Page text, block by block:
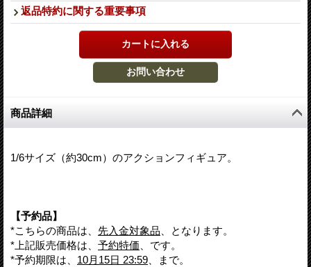
返品特約に関する重要事項
商品詳細
1/6サイズ（約30cm）のアクションフィギュア。
【予約品】
*こちらの商品は、 先入金対象品 、となります。
*上記販売価格は、 予約特価 、です。
*予約期限は、 10月15日 23:59 、まで。